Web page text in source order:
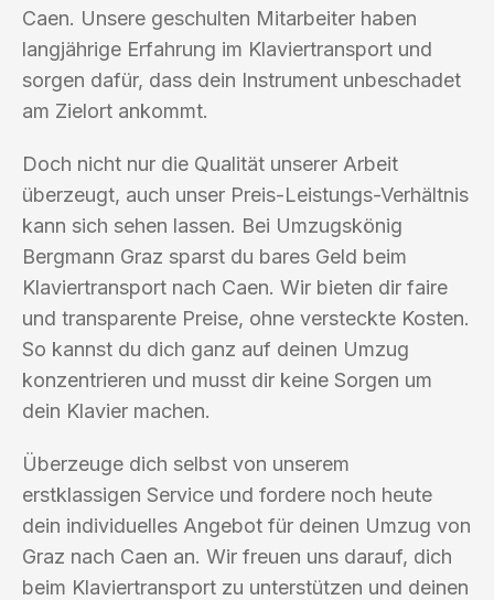
Caen. Unsere geschulten Mitarbeiter haben
langjährige Erfahrung im Klaviertransport und
sorgen dafür, dass dein Instrument unbeschadet
am Zielort ankommt.
Doch nicht nur die Qualität unserer Arbeit
überzeugt, auch unser Preis-Leistungs-Verhältnis
kann sich sehen lassen. Bei Umzugskönig
Bergmann Graz sparst du bares Geld beim
Klaviertransport nach Caen. Wir bieten dir faire
und transparente Preise, ohne versteckte Kosten.
So kannst du dich ganz auf deinen Umzug
konzentrieren und musst dir keine Sorgen um
dein Klavier machen.
Überzeuge dich selbst von unserem
erstklassigen Service und fordere noch heute
dein individuelles Angebot für deinen Umzug von
Graz nach Caen an. Wir freuen uns darauf, dich
beim Klaviertransport zu unterstützen und deinen